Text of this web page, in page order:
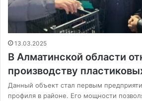
13.03.2025
В Алматинской области
производству
Данный объект стал первым
профиля в районе. Его мощности